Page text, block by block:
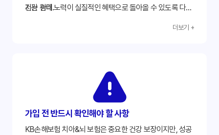
지는 형태.
건강 관리 노력이 실질적인 혜택으로 돌아올 수 있도록 다양
더보기 +
가입 전 반드시 확인해야 할 사항
KB손해보험 치아&뇌 보험은 중요한 건강 보장이지만, 성공